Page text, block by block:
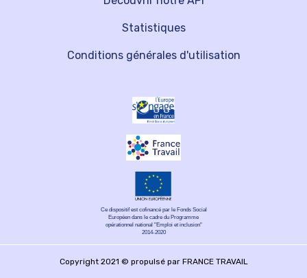
Statistiques
Conditions générales d'utilisation
Ce dispositif est cofinancé par le Fonds Social
Européen dans le cadre du Programme
opérationnel national "Emploi et inclusion"
2014-2020
Copyright 2021 © propulsé par FRANCE TRAVAIL